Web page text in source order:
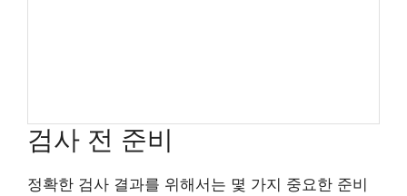
검사 전 준비
정확한 검사 결과를 위해서는 몇 가지 중요한 준비